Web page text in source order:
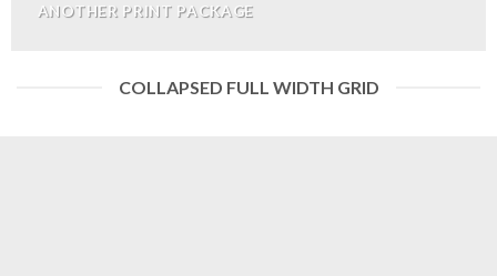
ANOTHER PRINT PACKAGE
COLLAPSED FULL WIDTH GRID